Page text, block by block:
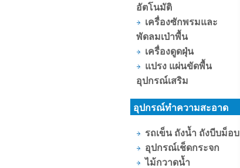
อัตโนมัติ
เครื่องซักพรมและ
พัดลมเป่าพื้น
เครื่องดูดฝุ่น
แปรง แผ่นขัดพื้น
อุปกรณ์เสริม
อุปกรณ์ทำความสะอาด
รถเข็น ถังน้ำ ถังบีบม็อบ
อุปกรณ์เช็ดกระจก
ไม้กวาดน้ำ